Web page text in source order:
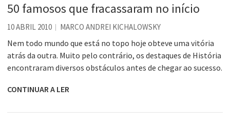
50 famosos que fracassaram no início
10 ABRIL 2010 MARCO ANDREI KICHALOWSKY
Nem todo mundo que está no topo hoje obteve uma vitória
atrás da outra. Muito pelo contrário, os destaques de História
encontraram diversos obstáculos antes de chegar ao sucesso.
CONTINUAR A LER